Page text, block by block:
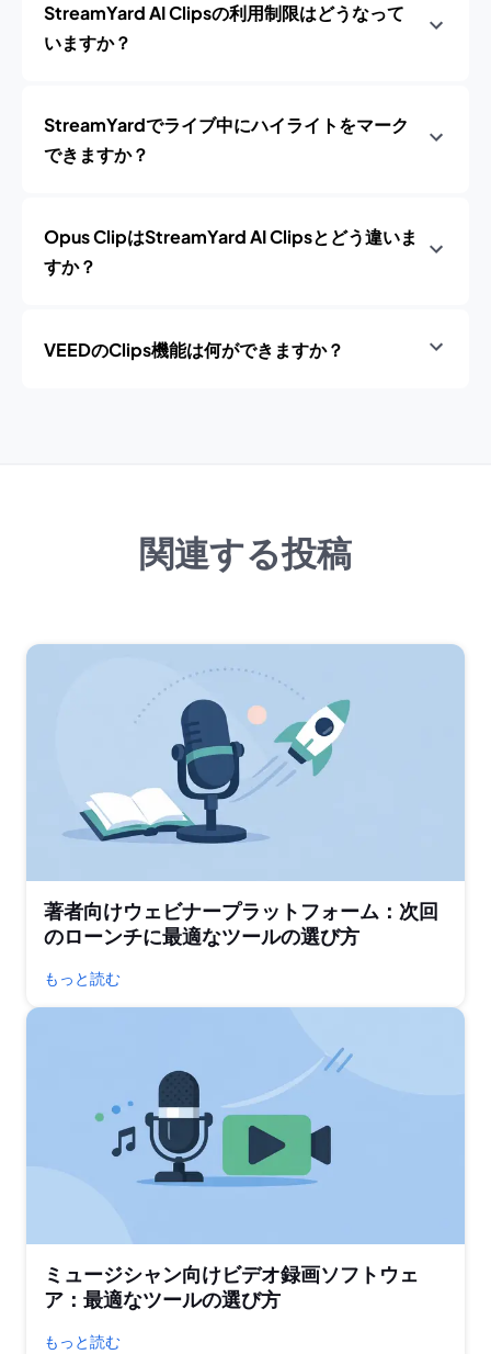
StreamYard AI Clipsの利用制限はどうなって
いますか？
StreamYardでライブ中にハイライトをマーク
できますか？
Opus ClipはStreamYard AI Clipsとどう違いま
すか？
VEEDのClips機能は何ができますか？
関連する投稿
著者向けウェビナープラットフォーム：次回
のローンチに最適なツールの選び方
もっと読む
ミュージシャン向けビデオ録画ソフトウェ
ア：最適なツールの選び方
もっと読む